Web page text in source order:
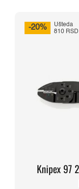
-20%
Ušteda
810 RSD
Knipex 97